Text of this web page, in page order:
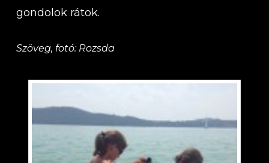
gondolok rátok.
Szöveg, fotó: Rozsda